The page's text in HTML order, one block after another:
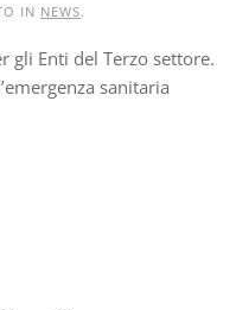
IN NEWS.
gli Enti del Terzo settore.
sanitaria